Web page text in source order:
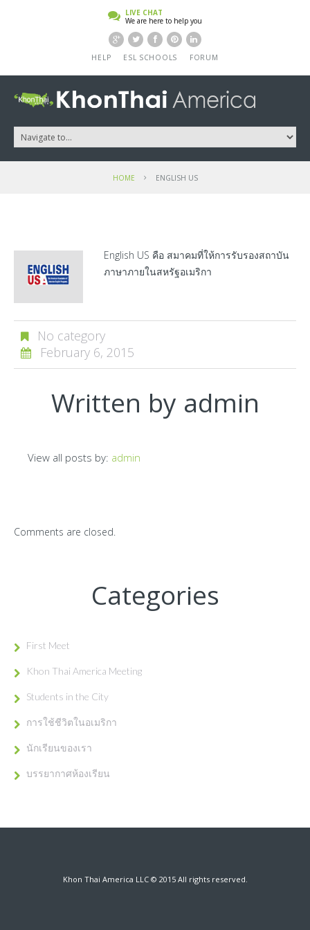
LIVE CHAT
We are here to help you
HELP ESL SCHOOLS FORUM
HOME ENGLISH US
English US คือ สมาคมที่ให้การรับรองสถาบัน
ภาษาภายในสหรัฐอเมริกา
No category
February 6, 2015
Written by admin
View all posts by: admin
Comments are closed.
Categories
First Meet
Khon Thai America Meeting
Students in the City
การใช้ชีวิตในอเมริกา
นักเรียนของเรา
บรรยากาศห้องเรียน
Khon Thai America LLC © 2015 All rights reserved.